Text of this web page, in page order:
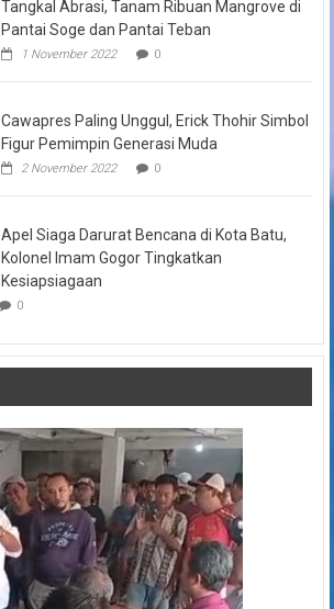
Tangkal Abrasi, Tanam Ribuan Mangrove di
Pantai Soge dan Pantai Teban
1 November 2022 0
Cawapres Paling Unggul, Erick Thohir Simbol
Figur Pemimpin Generasi Muda
2 November 2022 0
Apel Siaga Darurat Bencana di Kota Batu,
Kolonel Imam Gogor Tingkatkan
Kesiapsiagaan
0